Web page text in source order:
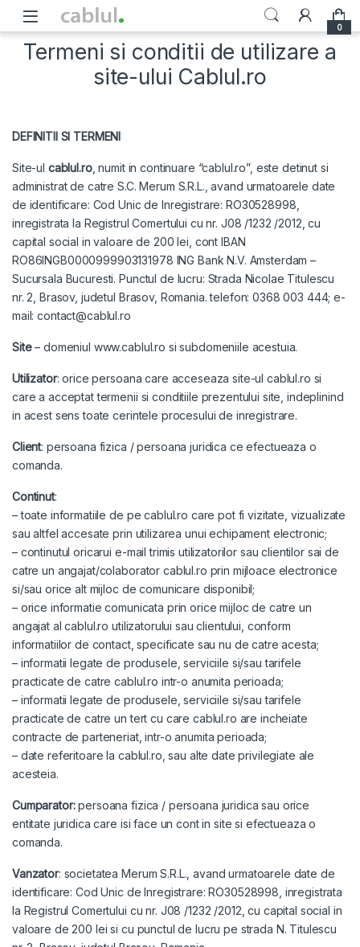
Skip to navigation
Skip to content
0
Termeni si conditii de utilizare a
site-ului Cablul.ro
DEFINITII SI TERMENI
Site-ul cablul.ro, numit in continuare “cablul.ro”, este detinut si
administrat de catre S.C. Merum S.R.L., avand urmatoarele date
de identificare: Cod Unic de Inregistrare: RO30528998,
inregistrata la Registrul Comertului cu nr. J08 /1232 /2012, cu
capital social in valoare de 200 lei, cont IBAN
RO86INGB0000999903131978 ING Bank N.V. Amsterdam –
Sucursala Bucuresti. Punctul de lucru: Strada Nicolae Titulescu
nr. 2, Brasov, judetul Brasov, Romania. telefon: 0368 003 444; e-
mail: contact@cablul.ro
Site– domeniul www.cablul.ro si subdomeniile acestuia.
Utilizator: orice persoana care acceseaza site-ul cablul.ro si
care a acceptat termenii si conditiile prezentului site, indeplinind
in acest sens toate cerintele procesului de inregistrare.
Client: persoana fizica / persoana juridica ce efectueaza o
comanda.
Continut:
– toate informatiile de pe cablul.ro care pot fi vizitate, vizualizate
sau altfel accesate prin utilizarea unui echipament electronic;
– continutul oricarui e-mail trimis utilizatorilor sau clientilor sai de
catre un angajat/colaborator cablul.ro prin mijloace electronice
si/sau orice alt mijloc de comunicare disponibil;
– orice informatie comunicata prin orice mijloc de catre un
angajat al cablul.ro utilizatorului sau clientului, conform
informatiilor de contact, specificate sau nu de catre acesta;
– informatii legate de produsele, serviciile si/sau tarifele
practicate de catre cablul.ro intr-o anumita perioada;
– informatii legate de produsele, serviciile si/sau tarifele
practicate de catre un tert cu care cablul.ro are incheiate
contracte de parteneriat, intr-o anumita perioada;
– date referitoare la cablul.ro, sau alte date privilegiate ale
acesteia.
Cumparator:persoana fizica / persoana juridica sau orice
entitate juridica care isi face un cont in site si efectueaza o
comanda.
Vanzator: societatea Merum S.R.L., avand urmatoarele date de
identificare: Cod Unic de Inregistrare: RO30528998, inregistrata
la Registrul Comertului cu nr. J08 /1232 /2012, cu capital social in
valoare de 200 lei si cu punctul de lucru pe strada N. Titulescu